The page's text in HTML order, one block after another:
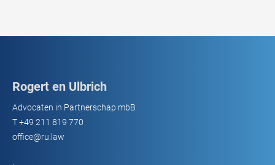
Rogert en Ulbrich
Advocaten in Partnerschap mbB
T+49 211 819 770
office@ru.law